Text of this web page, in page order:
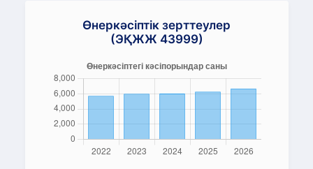
Өнеркәсіптік зерттеулер
(ЭҚЖЖ 43999)